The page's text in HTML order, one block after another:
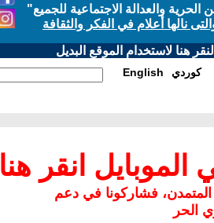
والعدالة الاجتماعية للجميع"
نالها أعلام في الفكر والثقافة
هنا لاستخدام الموقع البديل
English كوردي
انقر هنا
المتمدن، فشاركونا في دعم
الحر